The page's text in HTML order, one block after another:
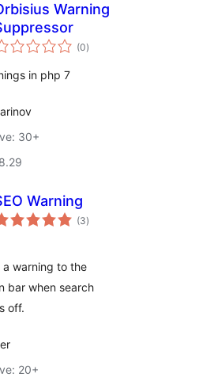
Warning
(0total
aprecieri
)
in php 7
30+
Warning
(3total
aprecieri
)
warning to the
bar when search
off.
20+